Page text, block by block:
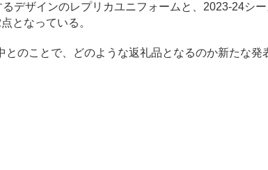
デザインのレプリカユニフォームと、2023-24シ
となっている。
のことで、どのような返礼品となるのか新たな発